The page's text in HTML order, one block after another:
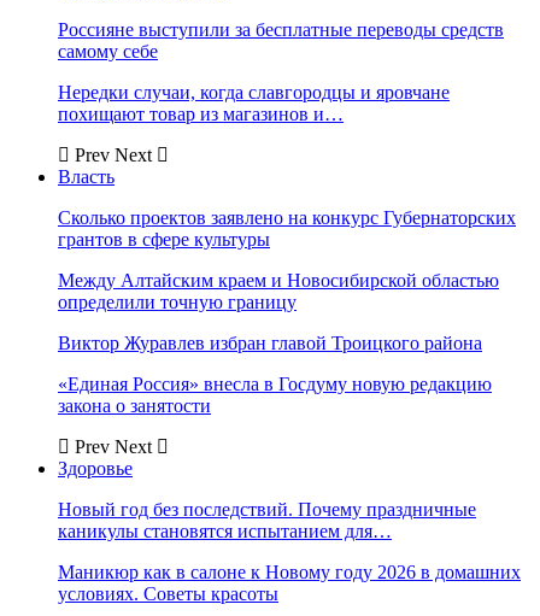
Россияне выступили за бесплатные переводы средств
самому себе
Нередки случаи, когда славгородцы и яровчане
похищают товар из магазинов и…
Prev Next
Власть
Сколько проектов заявлено на конкурс Губернаторских
грантов в сфере культуры
Между Алтайским краем и Новосибирской областью
определили точную границу
Виктор Журавлев избран главой Троицкого района
«Единая Россия» внесла в Госдуму новую редакцию
закона о занятости
Prev Next
Здоровье
Новый год без последствий. Почему праздничные
каникулы становятся испытанием для…
Маникюр как в салоне к Новому году 2026 в домашних
условиях. Советы красоты